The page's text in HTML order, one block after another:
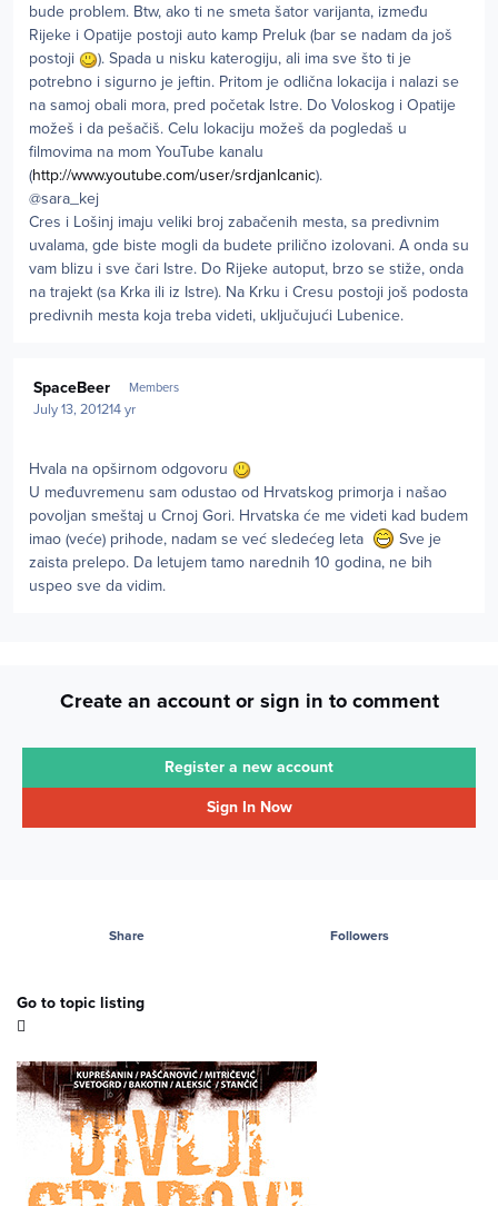
bude problem. Btw, ako ti ne smeta šator varijanta, između
Rijeke i Opatije postoji auto kamp Preluk (bar se nadam da još
postoji
). Spada u nisku katerogiju, ali ima sve što ti je
potrebno i sigurno je jeftin. Pritom je odlična lokacija i nalazi se
na samoj obali mora, pred početak Istre. Do Voloskog i Opatije
možeš i da pešačiš. Celu lokaciju možeš da pogledaš u
filmovima na mom YouTube kanalu
(http://www.youtube.com/user/srdjanIcanic).
@sara_kej
Cres i Lošinj imaju veliki broj zabačenih mesta, sa predivnim
uvalama, gde biste mogli da budete prilično izolovani. A onda su
vam blizu i sve čari Istre. Do Rijeke autoput, brzo se stiže, onda
na trajekt (sa Krka ili iz Istre). Na Krku i Cresu postoji još podosta
predivnih mesta koja treba videti, uključujući Lubenice.
SpaceBeer Members
July 13, 201214 yr
Hvala na opširnom odgovoru
U međuvremenu sam odustao od Hrvatskog primorja i našao
povoljan smeštaj u Crnoj Gori. Hrvatska će me videti kad budem
imao (veće) prihode, nadam se već sledećeg leta
Sve je
zaista prelepo. Da letujem tamo narednih 10 godina, ne bih
uspeo sve da vidim.
Create an account or sign in to comment
Register a new account
Sign In Now
Share Followers
Go to topic listing